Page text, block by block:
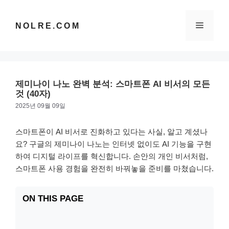
NOLRE.COM 메
제미나이 나노 완벽 분석: 스마트폰 AI 비서의 모든
것 (40자)
2025년 09월 09일
스마트폰이 AI 비서로 진화하고 있다는 사실, 알고 계셨나
요? 구글의 제미나이 나노는 인터넷 없이도 AI 기능을 구현
하여 디지털 라이프를 혁신합니다. 손안의 개인 비서처럼,
스마트폰 사용 경험을 완전히 바꿔놓을 준비를 마쳤습니다.
ON THIS PAGE